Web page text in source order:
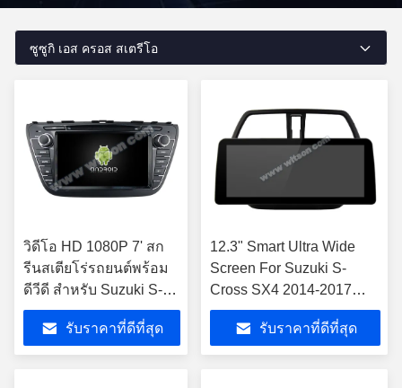
ซูซูกิ เอส ครอส สเตรีโอ
วิดีโอ HD 1080P 7' สก
รีนสเตียโร่รถยนต์พร้อม
ดีวีดี สําหรับ Suzuki S-
Cross SX4 2014-2017
รับราคาที่ดีที่สุด
12.3" Smart Ultra Wide
Screen For Suzuki S-
Cross SX4 2014-2017
2014 เครื่องเล่นสเตเรีย
รถยนต์
รับราคาที่ดีที่สุด